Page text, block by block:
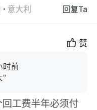
意大利 回复Ta
赞
时前
"
工费半年必须付